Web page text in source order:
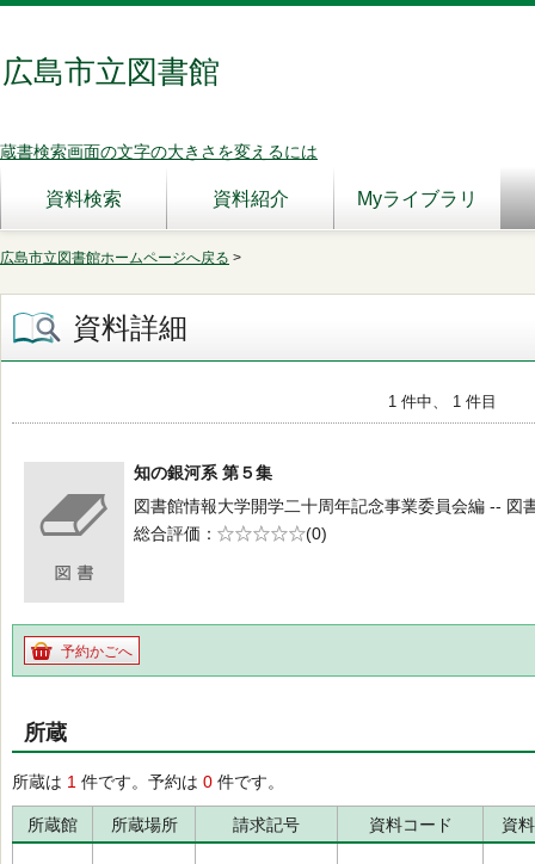
広島市立図書館
蔵書検索画面の文字の大きさを変えるには
資料検索 資料紹介 Myライブラリ
広島市立図書館ホームページへ戻る >
資料詳細
1 件中、 1 件目
知の銀河系 第５集
図書館情報大学開学二十周年記念事業委員会編 -- 図
総合評価
5段階評価
(0)
予約かごへ
所蔵
所蔵は 1 件です。予約は 0 件です。
所蔵館 所蔵場所 請求記号 資料コード 資